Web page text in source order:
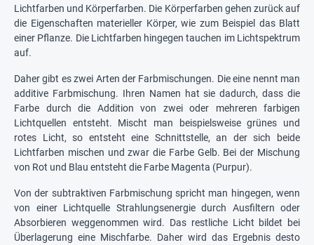
Lichtfarben und Körperfarben. Die Körperfarben gehen zurück auf
die Eigenschaften materieller Körper, wie zum Beispiel das Blatt
einer Pflanze. Die Lichtfarben hingegen tauchen im Lichtspektrum
auf.
Daher gibt es zwei Arten der Farbmischungen. Die eine nennt man
additive Farbmischung. Ihren Namen hat sie dadurch, dass die
Farbe durch die Addition von zwei oder mehreren farbigen
Lichtquellen entsteht. Mischt man beispielsweise grünes und
rotes Licht, so entsteht eine Schnittstelle, an der sich beide
Lichtfarben mischen und zwar die Farbe Gelb. Bei der Mischung
von Rot und Blau entsteht die Farbe Magenta (Purpur).
Von der subtraktiven Farbmischung spricht man hingegen, wenn
von einer Lichtquelle Strahlungsenergie durch Ausfiltern oder
Absorbieren weggenommen wird. Das restliche Licht bildet bei
Überlagerung eine Mischfarbe. Daher wird das Ergebnis desto